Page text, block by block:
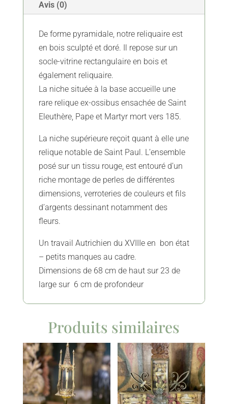
Saint
Paul
XVIIIe
Vendue
Avis (0)
De forme pyramidale, notre reliquaire est
en bois sculpté et doré. Il repose sur un
socle-vitrine rectangulaire en bois et
également reliquaire.
La niche située à la base accueille une
rare relique ex-ossibus ensachée de Saint
Eleuthère, Pape et Martyr mort vers 185.
La niche supérieure reçoit quant à elle une
relique notable de Saint Paul. L’ensemble
posé sur un tissu rouge, est entouré d’un
riche montage de perles de différentes
dimensions, verroteries de couleurs et fils
d’argents dessinant notamment des
fleurs.
Un travail Autrichien du XVIIIe en bon état
– petits manques au cadre.
Dimensions de 68 cm de haut sur 23 de
large sur 6 cm de profondeur
Produits similaires